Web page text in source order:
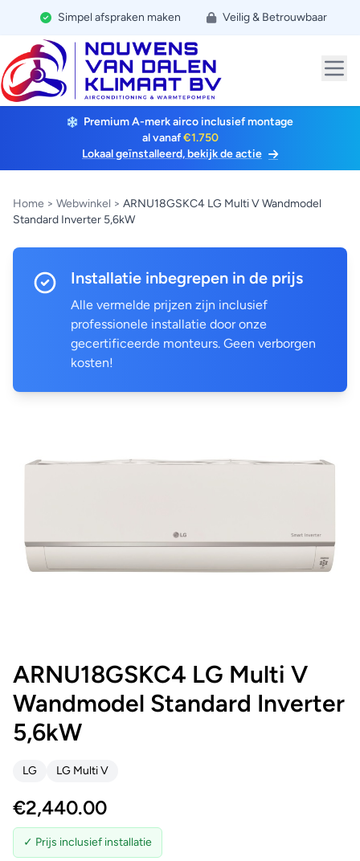
Simpel afspraken maken Veilig & Betrouwbaar
Premium A-merk airco inclusief montage
al vanaf€1.750
Lokaal geïnstalleerd, bekijk de actie
Home > Webwinkel > ARNU18GSKC4 LG Multi V Wandmodel
Standard Inverter 5,6kW
Installatie inbegrepen in de prijs
Alle vermelde prijzen zijn inclusief
professionele installatie door onze
gecertificeerde monteurs. Geen verborgen
kosten!
ARNU18GSKC4 LG Multi V
Wandmodel Standard Inverter
5,6kW
LG LG Multi V
€2,440.00
✓ Prijs inclusief installatie